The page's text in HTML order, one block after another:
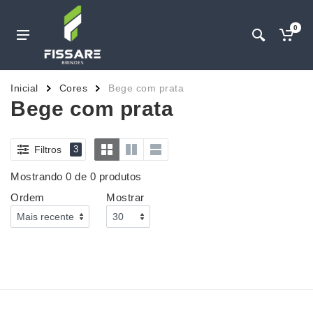
0
Inicial Cores Bege com prata
Bege com prata
Filtros 3
Mostrando 0 de 0 produtos
Ordem
Mostrar